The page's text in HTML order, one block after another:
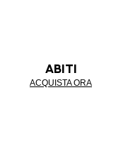
ABITI
ACQUISTA ORA